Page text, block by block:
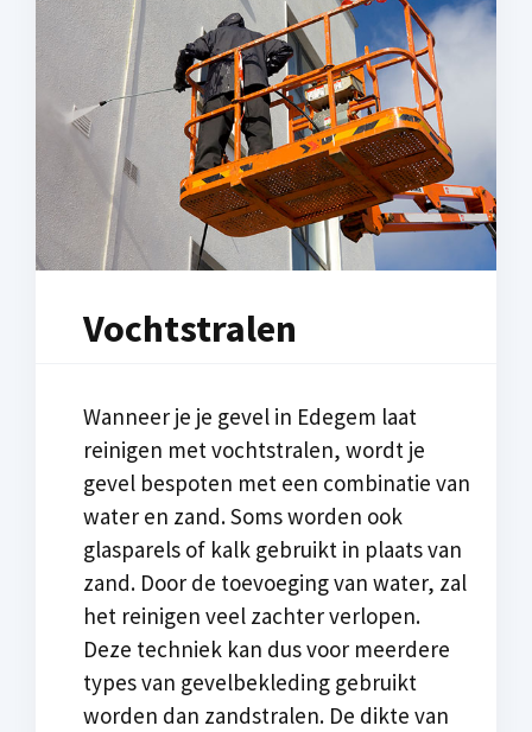
Vochtstralen
Wanneer je je gevel in Edegem laat
reinigen met vochtstralen, wordt je
gevel bespoten met een combinatie van
water en zand. Soms worden ook
glasparels of kalk gebruikt in plaats van
zand. Door de toevoeging van water, zal
het reinigen veel zachter verlopen.
Deze techniek kan dus voor meerdere
types van gevelbekleding gebruikt
worden dan zandstralen. De dikte van